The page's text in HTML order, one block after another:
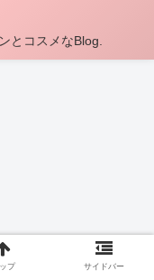
とコスメなBlog.
プ サイドバー